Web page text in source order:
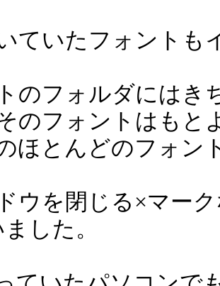
ていたフォントも
のフォルダにはき
のフォントはもと
ほとんどのフォン
ウを閉じる×マー
した。